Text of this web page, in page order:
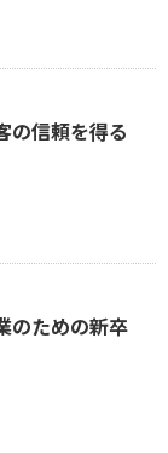
の信頼を得る
のための新卒